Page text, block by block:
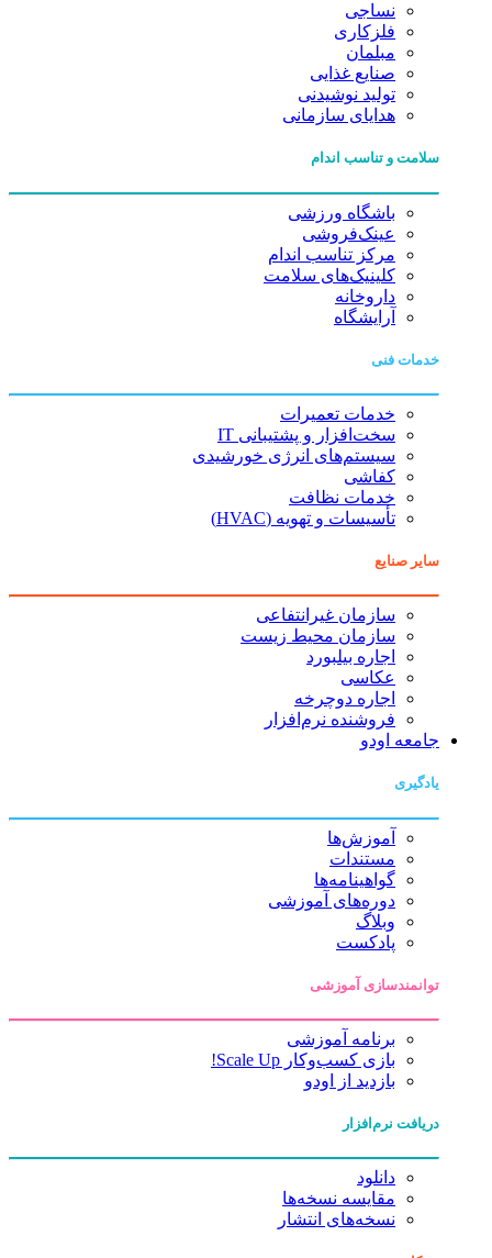
نساجی
فلزکاری
مبلمان
صنایع غذایی
تولید نوشیدنی
هدایای سازمانی
سلامت و تناسب اندام
باشگاه ورزشی
عینک‌فروشی
مرکز تناسب اندام
کلینیک‌های سلامت
داروخانه
آرایشگاه
خدمات فنی
خدمات تعمیرات
سخت‌افزار و پشتیبانی IT
سیستم‌های انرژی خورشیدی
کفاشی
خدمات نظافت
تأسیسات و تهویه (HVAC)
سایر صنایع
سازمان غیرانتفاعی
سازمان محیط زیست
اجاره بیلبورد
عکاسی
اجاره دوچرخه
فروشنده نرم‌افزار
جامعه اودو
یادگیری
آموزش‌ها
مستندات
گواهینامه‌ها
دوره‌های آموزشی
وبلاگ
پادکست
توانمندسازی آموزشی
برنامه آموزشی
بازی کسب‌وکار Scale Up!
بازدید از اودو
دریافت نرم‌افزار
دانلود
مقایسه نسخه‌ها
نسخه‌های انتشار